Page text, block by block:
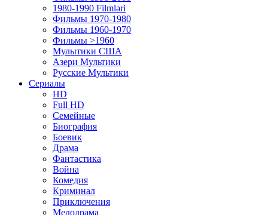
1980-1990 Filmləri
Фильмы 1970-1980
Фильмы 1960-1970
Фильмы >1960
Мулытики США
Азери Мультики
Русские Мультики
Сериалы
HD
Full HD
Семейные
Биография
Боевик
Драма
Фантастика
Война
Комедия
Криминал
Приключения
Мелодрама